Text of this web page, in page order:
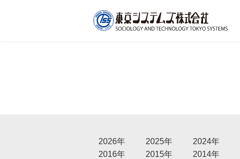
2026年 2025年 2024年
2016年
2015年 2014年